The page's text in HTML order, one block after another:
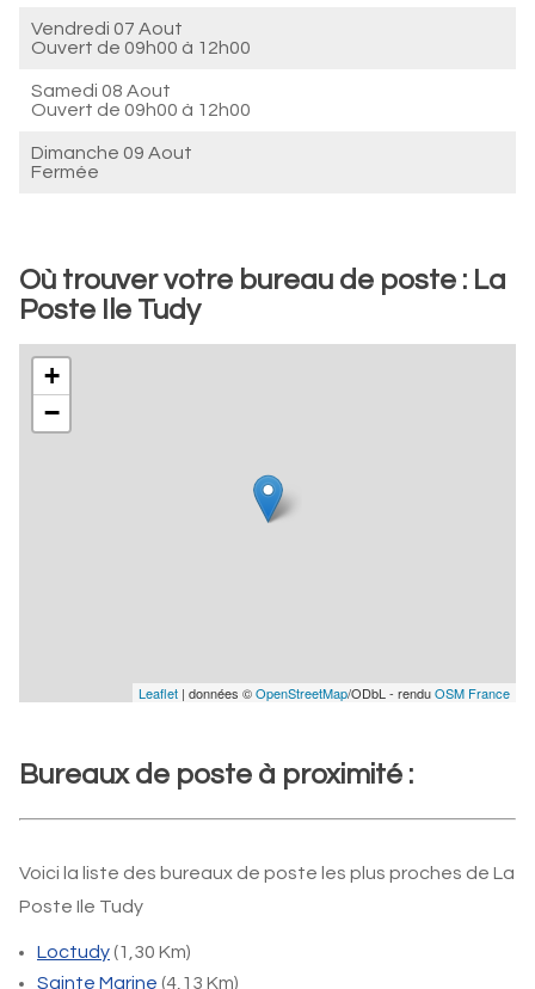
Vendredi 07 Aout
Ouvert de 09h00 à 12h00
Samedi 08 Aout
Ouvert de 09h00 à 12h00
Dimanche 09 Aout
Fermée
Où trouver votre bureau de poste : La
Poste Ile Tudy
+
−
Leaflet | données ©OpenStreetMap/ODbL - renduOSM France
Bureaux de poste à proximité :
Voici la liste des bureaux de poste les plus proches de La
Poste Ile Tudy
Loctudy(1,30 Km)
Sainte Marine (4,13 Km)